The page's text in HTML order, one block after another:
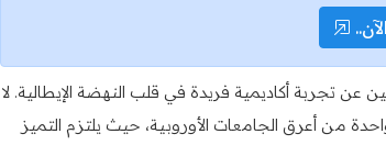
عن تجربة أكاديمية فريدة في قلب النهضة الإيطالية. لا
من أعرق الجامعات الأوروبية، حيث يلتزم التميز